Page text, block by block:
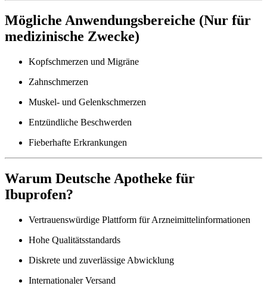
Mögliche Anwendungsbereiche (Nur für
medizinische Zwecke)
Kopfschmerzen und Migräne
Zahnschmerzen
Muskel- und Gelenkschmerzen
Entzündliche Beschwerden
Fieberhafte Erkrankungen
Warum Deutsche Apotheke für
Ibuprofen?
Vertrauenswürdige Plattform für Arzneimittelinformationen
Hohe Qualitätsstandards
Diskrete und zuverlässige Abwicklung
Internationaler Versand